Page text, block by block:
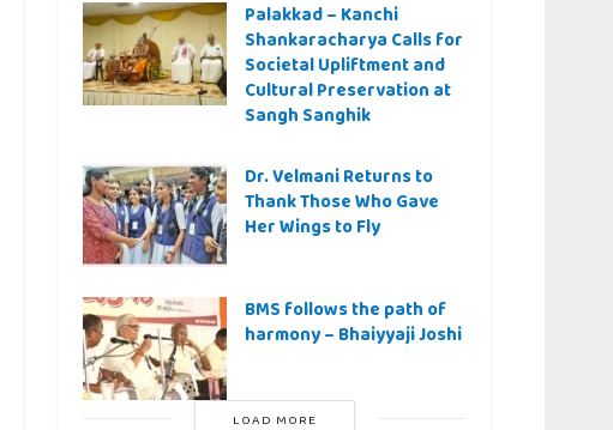
Palakkad – Kanchi
Shankaracharya Calls for
Societal Upliftment and
Cultural Preservation at
Sangh Sanghik
Dr. Velmani Returns to
Thank Those Who Gave
Her Wings to Fly
BMS follows the path of
harmony – Bhaiyyaji Joshi
LOAD MORE